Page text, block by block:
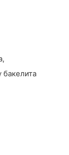
бакелита